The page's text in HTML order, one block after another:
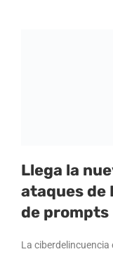
Llega la
ataques de
de prompts
La ciberdelincuencia